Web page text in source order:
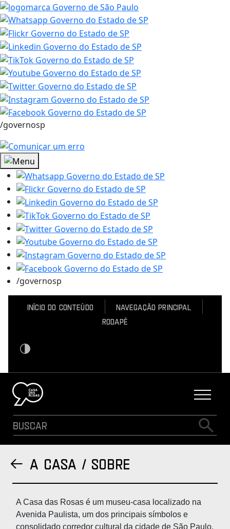
Início do conteúdo
Navegação Principal
Rodapé
/governosp
/governosp
Buscar
A CASA / Sobre
Voltar para a página anterior
A Casa das Rosas é um museu-casa localizado na
Avenida Paulista, um dos principais símbolos e
consolidado corredor cultural da cidade de São Paulo.